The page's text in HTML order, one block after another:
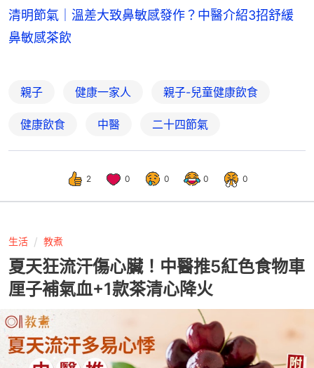
清明節氣｜溫差大致鼻敏感發作？中醫介紹3招舒緩
鼻敏感茶飲
親子 健康一家人 親子-兒童健康飲食
健康飲食 中醫 二十四節氣
2 0 0 0 0
生活 教煮
夏天狂流汗傷心臟！中醫推5紅色食物車
厘子補氣血+1款茶清心降火